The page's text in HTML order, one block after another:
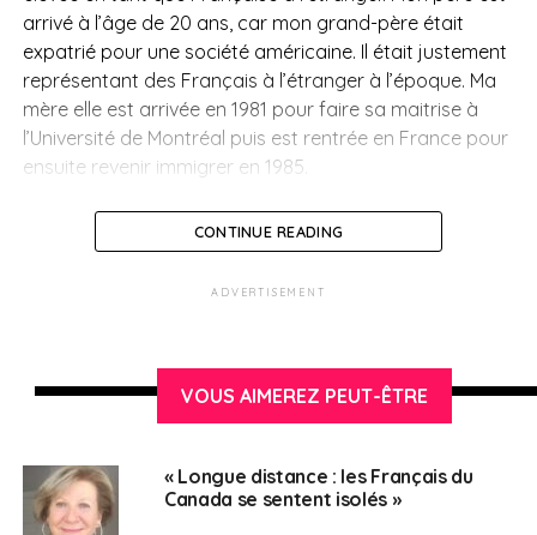
arrivé à l’âge de 20 ans, car mon grand-père était
expatrié pour une société américaine. Il était justement
représentant des Français à l’étranger à l’époque. Ma
mère elle est arrivée en 1981 pour faire sa maitrise à
l’Université de Montréal puis est rentrée en France pour
ensuite revenir immigrer en 1985.
travailler en France ?
France, donc j’ai grandi entre les deux pays. Je passais
toujours mes vacances en France, et j’étais à l’école
me suis jamais trop posé la question. En revanche, la
France a toujours occupé une place importante dans
ma vie. Je suis arrivée chez Business France parce que,
CONTINUE READING
ADVERTISEMENT
VOUS AIMEREZ PEUT-ÊTRE
« Longue distance : les Français du
Canada se sentent isolés »